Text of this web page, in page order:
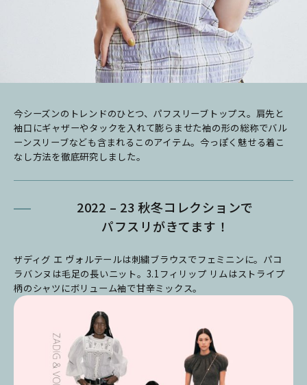
今シーズンのトレンドのひとつ、パフスリーブトップス。肩先と
袖口にギャザーやタックを入れて膨らませた袖の形の総称でバル
ーンスリーブなども含まれるこのアイテム。今っぽく魅せる着こ
なし方法を徹底研究しました。
2022 – 23 秋冬コレクションで
パフスリがきてます！
ザディグ エ ヴォルテールは刺繍ブラウスでフェミニンに。パコ
ラバンヌは毛足の長いニット。3.1フィリップ リムはストライプ
柄のシャツにボリューム袖で甘辛ミックス。